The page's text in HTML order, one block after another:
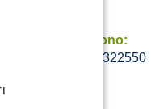
Telefono:
0823/322550